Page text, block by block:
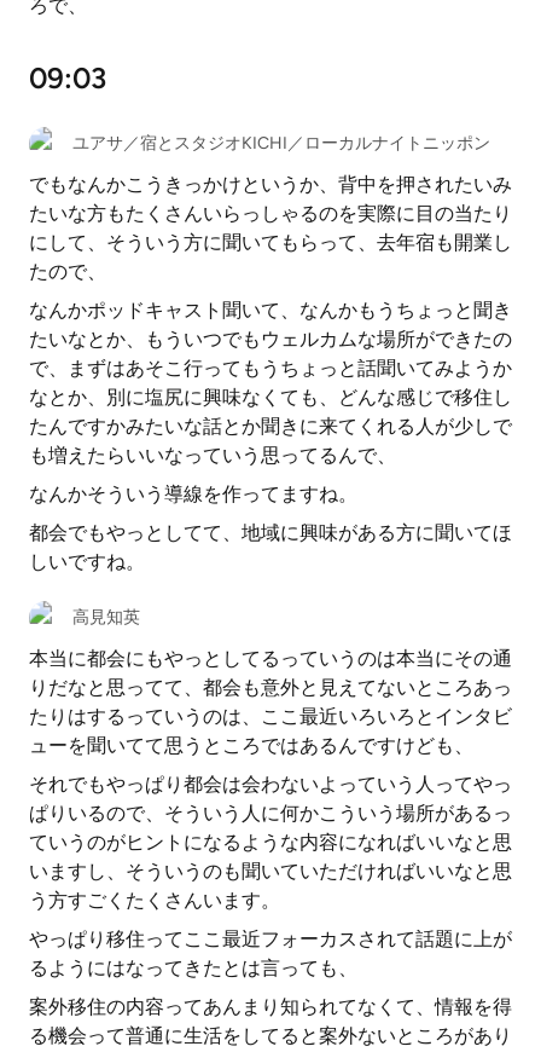
ろで、
09:03
ユアサ／宿とスタジオKICHI／ローカルナイトニッポン
でもなんかこうきっかけというか、背中を押されたいみ
たいな方もたくさんいらっしゃるのを実際に目の当たり
にして、そういう方に聞いてもらって、去年宿も開業し
たので、
なんかポッドキャスト聞いて、なんかもうちょっと聞き
たいなとか、もういつでもウェルカムな場所ができたの
で、まずはあそこ行ってもうちょっと話聞いてみようか
なとか、別に塩尻に興味なくても、どんな感じで移住し
たんですかみたいな話とか聞きに来てくれる人が少しで
も増えたらいいなっていう思ってるんで、
なんかそういう導線を作ってますね。
都会でもやっとしてて、地域に興味がある方に聞いてほ
しいですね。
高見知英
本当に都会にもやっとしてるっていうのは本当にその通
りだなと思ってて、都会も意外と見えてないところあっ
たりはするっていうのは、ここ最近いろいろとインタビ
ューを聞いてて思うところではあるんですけども、
それでもやっぱり都会は会わないよっていう人ってやっ
ぱりいるので、そういう人に何かこういう場所があるっ
ていうのがヒントになるような内容になればいいなと思
いますし、そういうのも聞いていただければいいなと思
う方すごくたくさんいます。
やっぱり移住ってここ最近フォーカスされて話題に上が
るようにはなってきたとは言っても、
案外移住の内容ってあんまり知られてなくて、情報を得
る機会って普通に生活をしてると案外ないところがあり